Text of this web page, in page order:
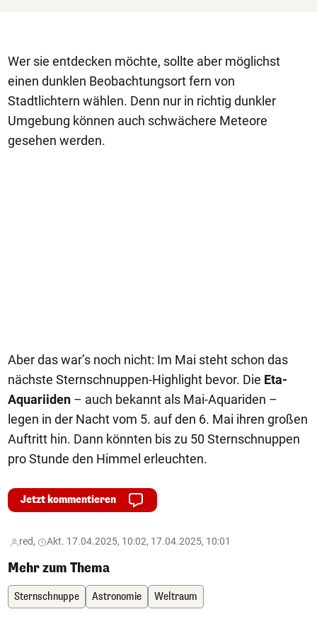
Wer sie entdecken möchte, sollte aber möglichst
einen dunklen Beobachtungsort fern von
Stadtlichtern wählen. Denn nur in richtig dunkler
Umgebung können auch schwächere Meteore
gesehen werden.
Aber das war’s noch nicht: Im Mai steht schon das
nächste Sternschnuppen-Highlight bevor. Die Eta-
Aquariiden – auch bekannt als Mai-Aquariden –
legen in der Nacht vom 5. auf den 6. Mai ihren großen
Auftritt hin. Dann könnten bis zu 50 Sternschnuppen
pro Stunde den Himmel erleuchten.
Jetzt kommentieren
red, Akt. 17.04.2025, 10:02, 17.04.2025, 10:01
Mehr zum Thema
Sternschnuppe Astronomie Weltraum